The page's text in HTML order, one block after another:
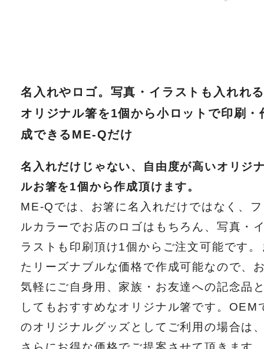
名入れやロゴ。写真・イラストも入れれ
オリジナル箸を1個から小ロットで印刷・
成できるME-Qだけ
名入れだけじゃない、自由度が高いオリジ
ルお箸を1個から作成頂けます。
ME-Qでは、お箸に名入れだけではなく、フ
ルカラーでお店のロゴはもちろん、写真・
ラストも印刷頂け1個からご注文可能です。
たリーズナブルな価格で作成可能なので、
気軽にご自身用、家族・お友達への記念品
してもおすすめなオリジナル箸です。OEM
のオリジナルグッズとしてご利用の場合は